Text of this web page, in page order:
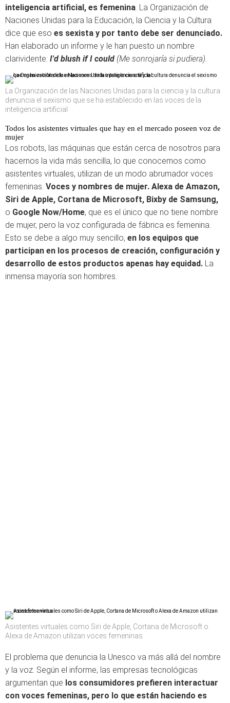
inteligencia artificial, es femenina. La Organización de
Naciones Unidas para la Educación, la Ciencia y la Cultura
dice que eso es sexista y por tanto debe ser denunciado.
Han elaborado un informe y le han puesto un nombre
clarividente: I'd blush if I could (Me sonrojaría si pudiera).
La Organización de las Naciones Unidas para la ciencia y la cultura
denuncia el sexismo que se ha establecido en las voces de la
inteligencia artificial
Todos los asistentes virtuales que hay en el mercado poseen voz de
mujer
Los robots, las máquinas que están cerca de nosotros para
hacernos la vida más sencilla, lo que conocemos como
asistentes virtuales, utilizan de un modo abrumador voces
femeninas. Voces y nombres de mujer. Alexa de Amazon,
Siri de Apple, Cortana de Microsoft, Bixby de Samsung,
o Google Now/Home, que es el único que no tiene nombre
de mujer, pero la voz configurada de fábrica es femenina.
Esto se debe a algo muy sencillo, en los equipos que
participan en los procesos de creación, configuración y
desarrollo de estos productos apenas hay equidad. La
inmensa mayoría son hombres.
Asistentes virtuales como Siri de Apple, Cortana de Microsoft o
Alexa de Amazon utilizan voces femeninas
El problema que denuncia la Unesco va más allá del nombre
y la voz. Según el informe, las empresas tecnológicas
argumentan que los consumidores prefieren interactuar
con voces femeninas, pero lo que están haciendo es